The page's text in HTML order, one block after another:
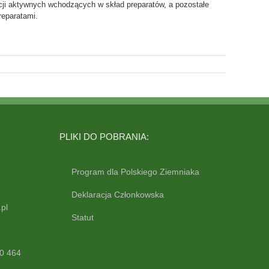
wchodzących w skład preparatów, a pozostałe
464
PLIKI DO POBRANIA:
Program dla Polskiego Ziemniaka
Deklaracja Członkowska
Statut